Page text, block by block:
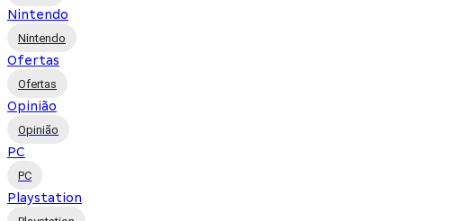
Nintendo
Nintendo
Ofertas
Ofertas
Opinião
Opinião
PC
PC
Playstation